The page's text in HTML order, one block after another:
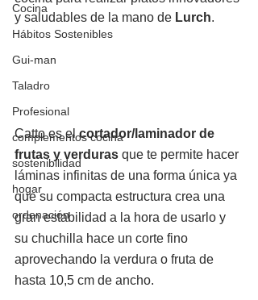
Cocina
Hábitos Sostenibles
Gui-man
Taladro
Profesional
complementos cocina
sostenibilidad
hogar
ordenación
y saludables de la mano de Lurch.
Catto es el cortador/laminador de
frutas y verduras que te permite hacer
láminas infinitas de una forma única ya
que su compacta estructura crea una
gran estabilidad a la hora de usarlo y
su chuchilla hace un corte fino
aprovechando la verdura o fruta de
hasta 10,5 cm de ancho.